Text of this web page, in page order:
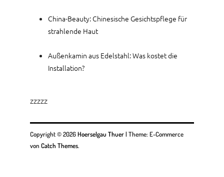
China-Beauty: Chinesische Gesichtspflege für
strahlende Haut
Außenkamin aus Edelstahl: Was kostet die
Installation?
zzzzz
Copyright © 2026Hoerselgau Thuer|Theme: E-Commerce
von Catch Themes.